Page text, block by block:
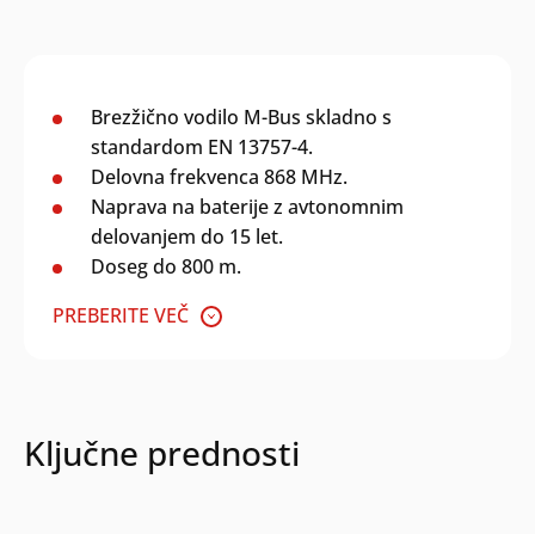
Brezžično vodilo M-Bus skladno s
standardom EN 13757-4.
Delovna frekvenca 868 MHz.
Naprava na baterije z avtonomnim
delovanjem do 15 let.
Doseg do 800 m.
PREBERITE VEČ
Ključne prednosti